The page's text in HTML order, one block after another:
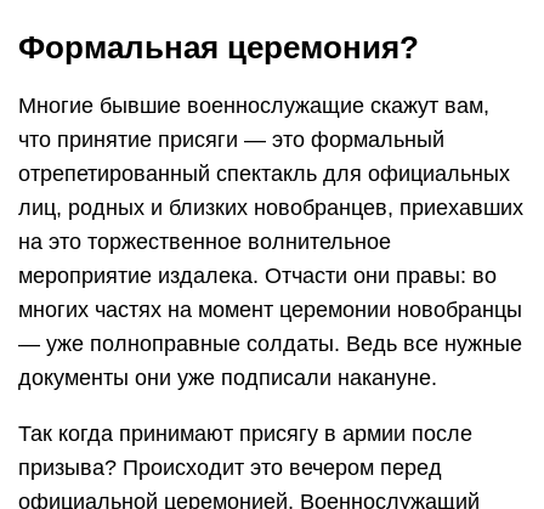
Формальная церемония?
Многие бывшие военнослужащие скажут вам,
что принятие присяги — это формальный
отрепетированный спектакль для официальных
лиц, родных и близких новобранцев, приехавших
на это торжественное волнительное
мероприятие издалека. Отчасти они правы: во
многих частях на момент церемонии новобранцы
— уже полноправные солдаты. Ведь все нужные
документы они уже подписали накануне.
Так когда принимают присягу в армии после
призыва? Происходит это вечером перед
официальной церемонией. Военнослужащий